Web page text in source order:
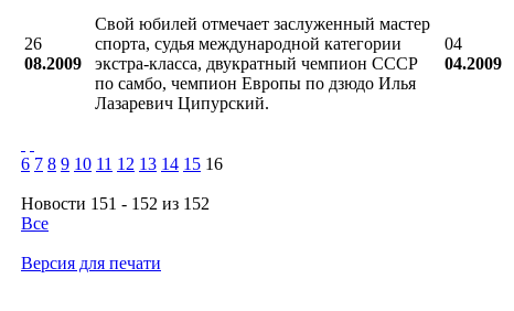
26
08.2009
Свой юбилей отмечает заслуженный мастер
спорта, судья международной категории
экстра-класса, двукратный чемпион СССР
по самбо, чемпион Европы по дзюдо Илья
Лазаревич Ципурский.
04
04.2009
6 7 8 9 10 11 12 13 14 15 16
Новости 151 - 152 из 152
Все
Версия для печати